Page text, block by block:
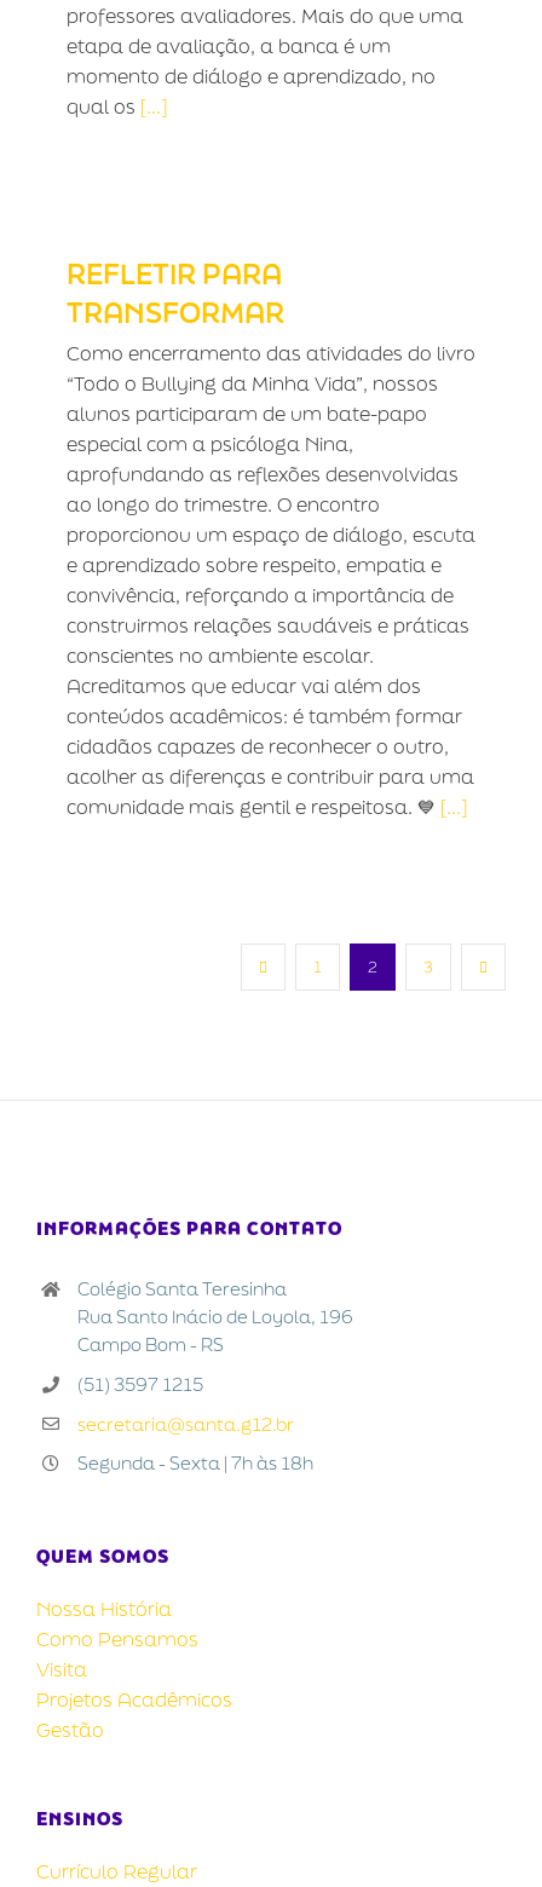
professores avaliadores. Mais do que uma
etapa de avaliação, a banca é um
momento de diálogo e aprendizado, no
qual os [...]
REFLETIR PARA
TRANSFORMAR
Como encerramento das atividades do livro
“Todo o Bullying da Minha Vida”, nossos
alunos participaram de um bate-papo
especial com a psicóloga Nina,
aprofundando as reflexões desenvolvidas
ao longo do trimestre. O encontro
proporcionou um espaço de diálogo, escuta
e aprendizado sobre respeito, empatia e
convivência, reforçando a importância de
construirmos relações saudáveis e práticas
conscientes no ambiente escolar.
Acreditamos que educar vai além dos
conteúdos acadêmicos: é também formar
cidadãos capazes de reconhecer o outro,
acolher as diferenças e contribuir para uma
comunidade mais gentil e respeitosa. 💙 [...]
1 2 3
INFORMAÇÕES PARA CONTATO
Colégio Santa Teresinha
Rua Santo Inácio de Loyola, 196
Campo Bom - RS
(51) 3597 1215
secretaria@santa.g12.br
Segunda - Sexta | 7h às 18h
QUEM SOMOS
Nossa História
Como Pensamos
Visita
Projetos Acadêmicos
Gestão
ENSINOS
Currículo Regular